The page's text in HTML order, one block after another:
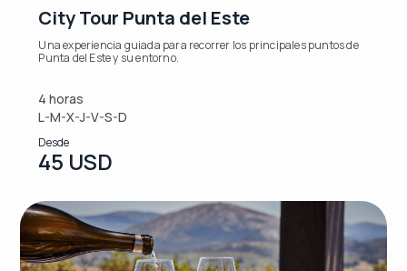
City Tour Punta del Este
Una experiencia guiada para recorrer los principales puntos de
Punta del Este y su entorno.
4 horas
L-M-X-J-V-S-D
Desde
45 USD